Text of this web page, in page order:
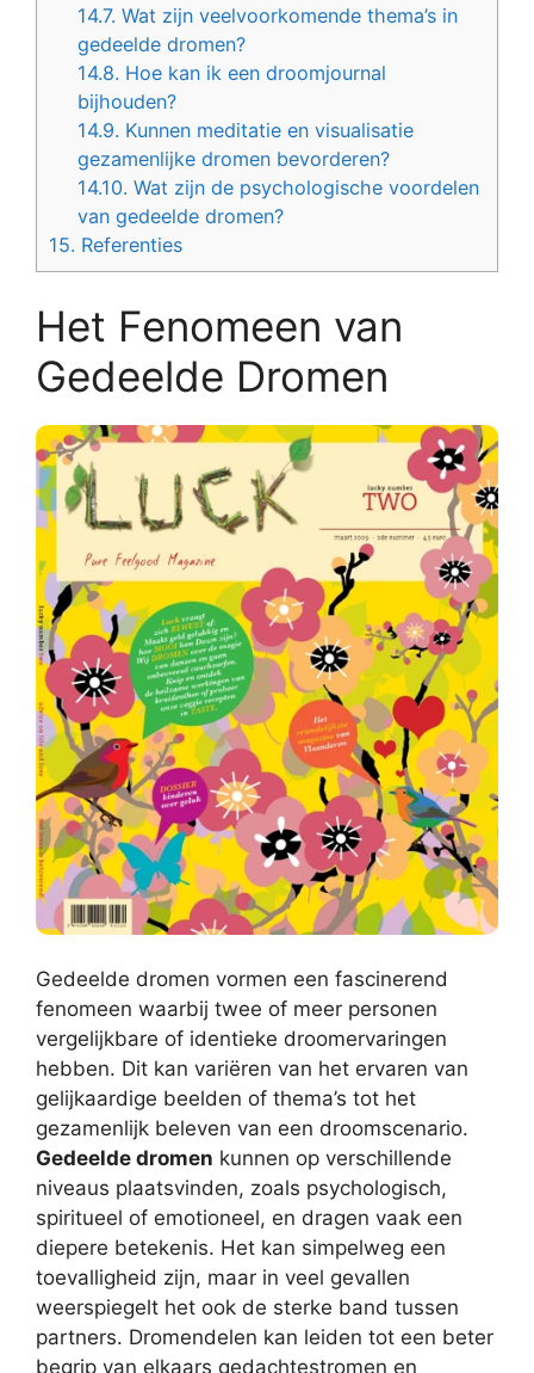
14.7. Wat zijn veelvoorkomende thema’s in
gedeelde dromen?
14.8. Hoe kan ik een droomjournal
bijhouden?
14.9. Kunnen meditatie en visualisatie
gezamenlijke dromen bevorderen?
14.10. Wat zijn de psychologische voordelen
van gedeelde dromen?
15. Referenties
Het Fenomeen van
Gedeelde Dromen
Gedeelde dromen vormen een fascinerend
fenomeen waarbij twee of meer personen
vergelijkbare of identieke droomervaringen
hebben. Dit kan variëren van het ervaren van
gelijkaardige beelden of thema’s tot het
gezamenlijk beleven van een droomscenario.
Gedeelde dromen kunnen op verschillende
niveaus plaatsvinden, zoals psychologisch,
spiritueel of emotioneel, en dragen vaak een
diepere betekenis. Het kan simpelweg een
toevalligheid zijn, maar in veel gevallen
weerspiegelt het ook de sterke band tussen
partners. Dromendelen kan leiden tot een beter
begrip van elkaars gedachtestromen en